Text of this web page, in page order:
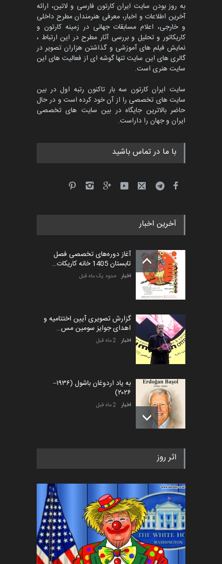
به روز بودن سایت ایران کارتون فارسی و لاتین، ارائه
آخرین اطلاعات و اخبار، معرفی هنرمندان مطرح داخلی
و خارجی، اعلام مسابقات جهانی در زمینه کارتون و
کاریکاتور و تحلیل و بررسی آثار مطرح در این ارتباط ،
نمایش فیلم های آموزشی و گذاشتن هزاران تصویر در
گالری های این سایت تنها گوشه ای از فعالیت های این
سایت هنری است.
سایت ایران کارتون سه بار تاکنون رتبه اول در بین
سایت های تخصصی را از آن خود کرده است و در حال
حاضر بالاترین جایگاه در بین سایت های تخصصی
ایران و جهان را داراست.
با ما در تماس باشید
آخرین اخبار
آغاز دوره‌های تخصصی فصل
تابستان 1405 خانه کاریکات…
اخبار حدود یک ماه قبل
گزارش تصویری آیین اختتامیه و
اهدای جوایز سومین مس…
اخبار 2 ماه قبل
به یاد اردوغان باشول (۱۹۳۶–
۲۰۲۶)
اخبار 2 ماه قبل
رویداد کارگاهی کارتون و پوستر
اخبار 5 ماه قبل
فراخوان رویداد کارگاهی کارتون و
پوستر "ایران سربل…
اخبار 6 ماه قبل
اثر روز